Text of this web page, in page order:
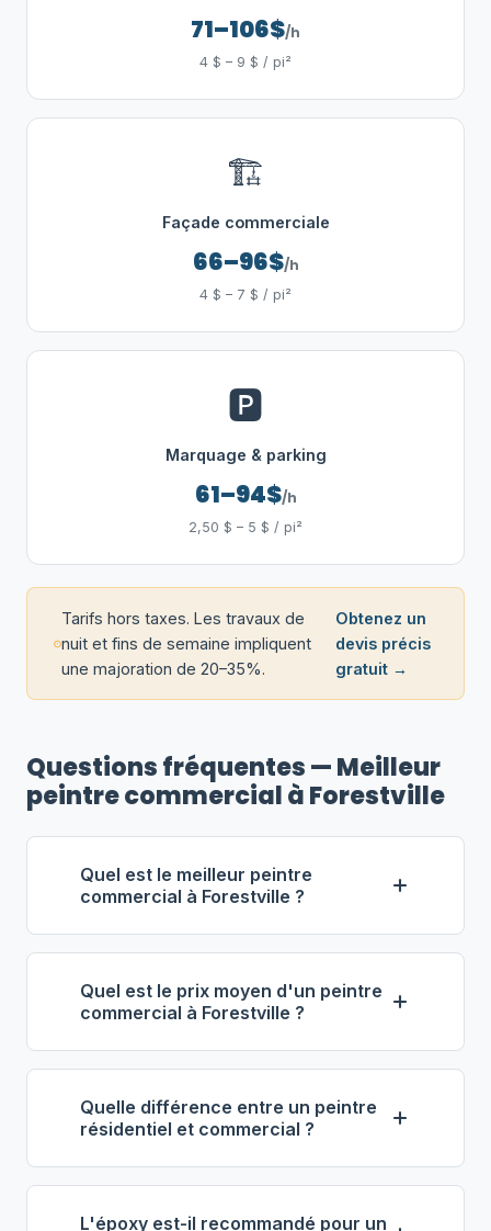
71–106$/h
4 $ – 9 $ / pi²
🏗️
Façade commerciale
66–96$/h
4 $ – 7 $ / pi²
🅿️
Marquage & parking
61–94$/h
2,50 $ – 5 $ / pi²
Tarifs hors taxes. Les travaux de
nuit et fins de semaine impliquent
une majoration de 20–35%.
Obtenez un
devis précis
gratuit →
Questions fréquentes — Meilleur
peintre commercial à Forestville
Quel est le meilleur peintre
commercial à Forestville ?
Selon notre classement,Peintures
Commerciales Vaillancourt
(propriétaire : Isabelle Vaillancourt) se
entrepreneur commercial à Forestville.
Note : 5.0/5 (114 avis), 15 ans
d'expérience, équipe de 7 employés.
Quel est le prix moyen d'un peintre
commercial à Forestville ?
À Forestville, les entrepreneurs en
peinture commerciale facturent entre
56 $ et 86 $ de l'heure. Pour 1 000
L'époxy de plancher coûte entre 4 $ et
9 $ le pi², tout compris.
Quelle différence entre un peintre
résidentiel et commercial ?
La peinture commerciale implique des
volumes plus importants, des équipes
L'époxy est-il recommandé pour un